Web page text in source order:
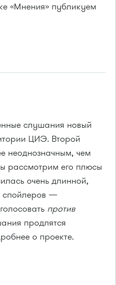
«Мнения» публикуем
слушания новый
ЦИЭ. Второй
неоднозначным, чем
рассмотрим его плюсы
очень длинной,
спойлеров —
против
продлятся
о проекте.